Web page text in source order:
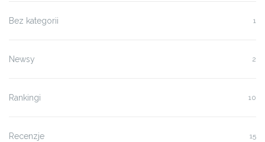
Bez kategorii 1
Newsy 2
Rankingi 10
Recenzje 15